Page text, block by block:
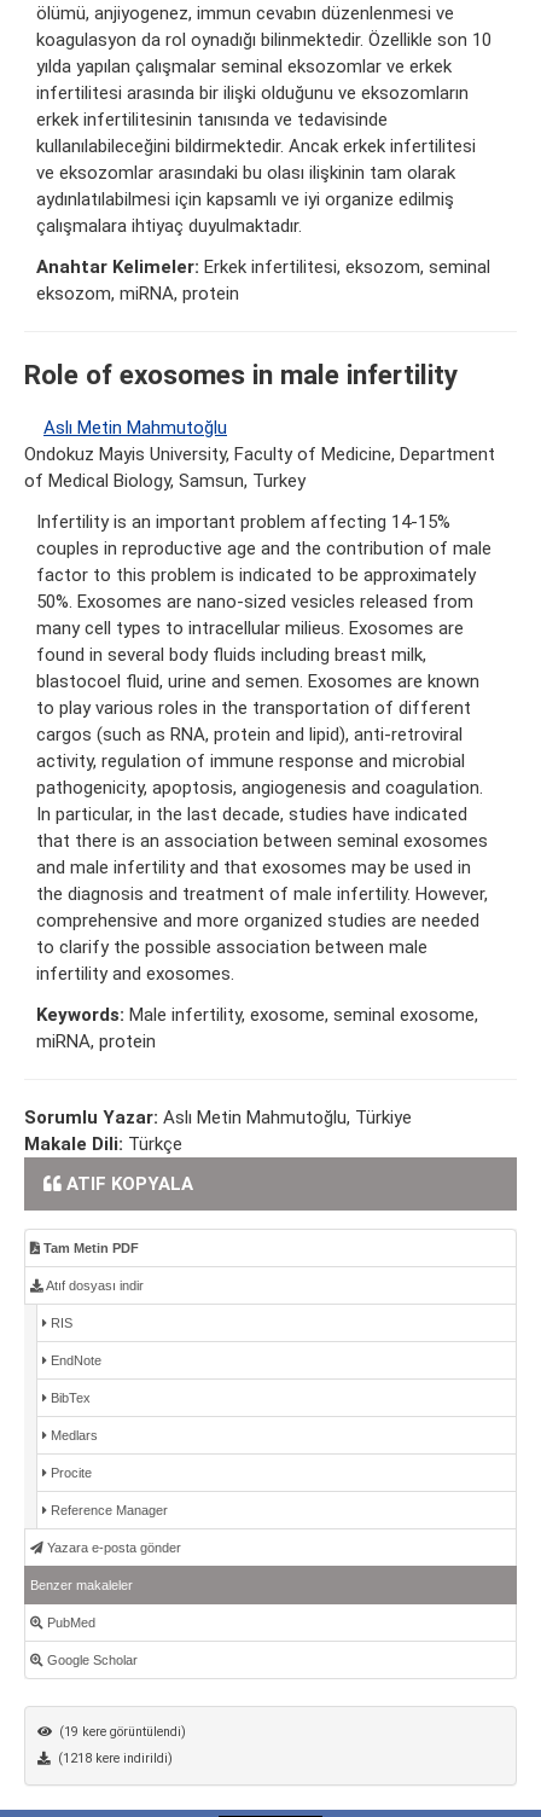
ölümü, anjiyogenez, immun cevabın düzenlenmesi ve
koagulasyon da rol oynadığı bilinmektedir. Özellikle son 10
yılda yapılan çalışmalar seminal eksozomlar ve erkek
infertilitesi arasında bir ilişki olduğunu ve eksozomların
erkek infertilitesinin tanısında ve tedavisinde
kullanılabileceğini bildirmektedir. Ancak erkek infertilitesi
ve eksozomlar arasındaki bu olası ilişkinin tam olarak
aydınlatılabilmesi için kapsamlı ve iyi organize edilmiş
çalışmalara ihtiyaç duyulmaktadır.
Anahtar Kelimeler: Erkek infertilitesi, eksozom, seminal
eksozom, miRNA, protein
Role of exosomes in male infertility
Aslı Metin Mahmutoğlu
Ondokuz Mayis University, Faculty of Medicine, Department
of Medical Biology, Samsun, Turkey
Infertility is an important problem affecting 14-15%
couples in reproductive age and the contribution of male
factor to this problem is indicated to be approximately
50%. Exosomes are nano-sized vesicles released from
many cell types to intracellular milieus. Exosomes are
found in several body fluids including breast milk,
blastocoel fluid, urine and semen. Exosomes are known
to play various roles in the transportation of different
cargos (such as RNA, protein and lipid), anti-retroviral
activity, regulation of immune response and microbial
pathogenicity, apoptosis, angiogenesis and coagulation.
In particular, in the last decade, studies have indicated
that there is an association between seminal exosomes
and male infertility and that exosomes may be used in
the diagnosis and treatment of male infertility. However,
comprehensive and more organized studies are needed
to clarify the possible association between male
infertility and exosomes.
Keywords: Male infertility, exosome, seminal exosome,
miRNA, protein
Sorumlu Yazar: Aslı Metin Mahmutoğlu, Türkiye
Makale Dili: Türkçe
ATIF KOPYALA
Tam Metin PDF
Atıf dosyası indir
RIS
EndNote
BibTex
Medlars
Procite
Reference Manager
Yazara e-posta gönder
Benzer makaleler
PubMed
Google Scholar
(19 kere görüntülendi)
(1218 kere indirildi)